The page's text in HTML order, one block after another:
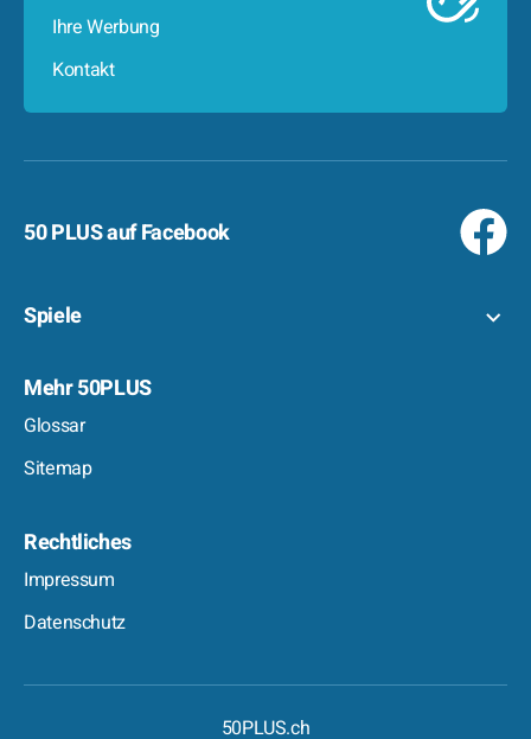
Ihre Werbung
Kontakt
50 PLUS auf Facebook
Spiele
Mehr 50PLUS
Glossar
Sitemap
Rechtliches
Impressum
Datenschutz
50PLUS.ch